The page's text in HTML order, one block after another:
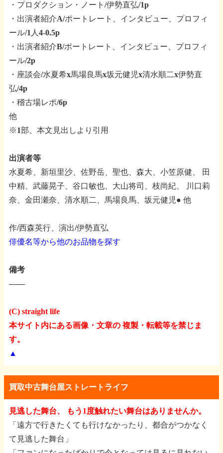
・プロダクション・ノート/伊勢直弘/1p
・出演者紹介A/ポートレート、インタビュー、プロフィ
ール/1人4-0.5p
・出演者紹介B/ポートレート、インタビュー、プロフィ
ール/2p
・座談会/水夏希x馬場良馬x坂元健児x清水順二x伊勢直
弘/4p
・稽古場レポ/6p
他
※1部、本文見出しより引用
出演者等
水夏希、新垣里沙、佐野岳、聖也、森大、小笠原健、
田
中精、武藤晃子、谷口敏也、大山将司、枝尚紀、
川口莉
奈、金田瀬奈、清水順二、馬場良馬、坂元健児● 他
作/西森英行、演出/伊勢直弘
俳優名等から他のお品物を探す
備考
――
(C) straight life
本サイト内にある画像・文章の 複製・転載等を禁じま
す。
▲
買取中古舞台屋ストレートライフ
見逃した舞台、 もう1度触れたい舞台はありませんか。
「遠方で行きたくても行けなかったり、都合がつかなく
て見逃した舞台」